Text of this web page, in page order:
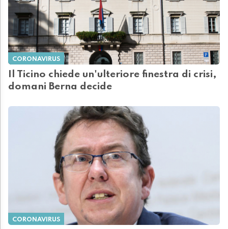
CORONAVIRUS
Il Ticino chiede un'ulteriore finestra di crisi,
domani Berna decide
CORONAVIRUS